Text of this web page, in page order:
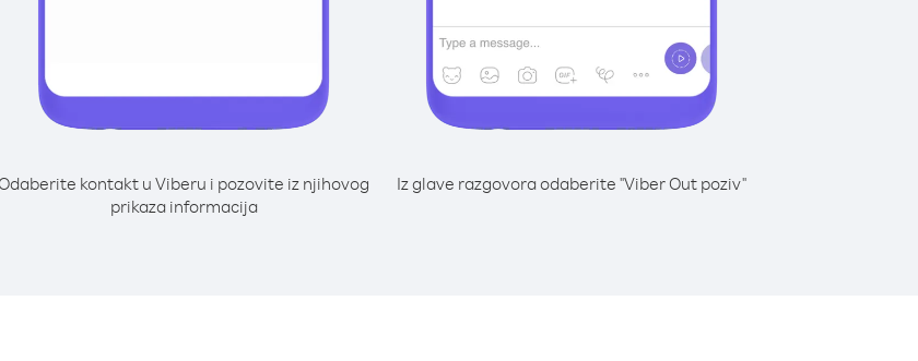
kontakt u Viberu i pozovite iz njihovog
prikaza informacija
Iz glave razgovora odaberite "Viber Out poziv"